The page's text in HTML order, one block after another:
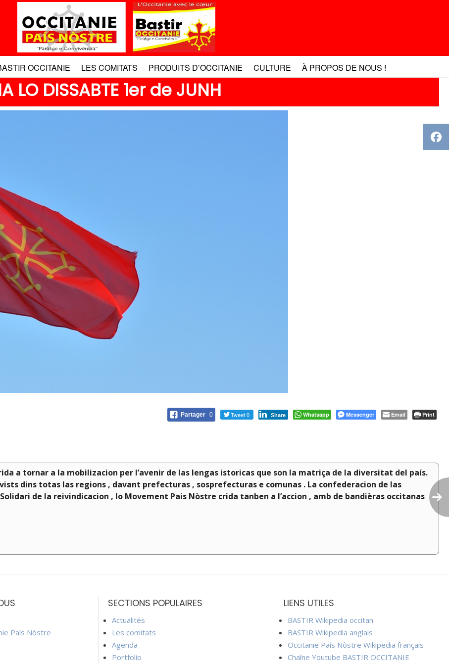
OCCITANIE LES COMITATS PRODUITS D’OCCITANIE CULTURE À PROPOS DE NOUS !
LO DISSABTE 1er de JUNH
Partager 0 Tweet 0 Share Whatsapp Messenger Email Print
a tornar a la mobilizacion per l’avenir de las lengas istoricas que son la matriça de la diversitat del país.
dins totas las regions , davant prefecturas , sosprefecturas e comunas . La confederacion de las
de la reivindicacion , lo Movement Pais Nòstre crida tanben a l’accion , amb de bandièras occitanas
País Nòstre
SECTIONS POPULAIRES
Actualités
Les comitats
Agenda
Portfolio
LIENS UTILES
BASTIR Wikipedia occitan
BASTIR Wikipedia anglais
Occitanie País Nòstre Wikipedia français
Chaîne Youtube BASTIR OCCITANIE